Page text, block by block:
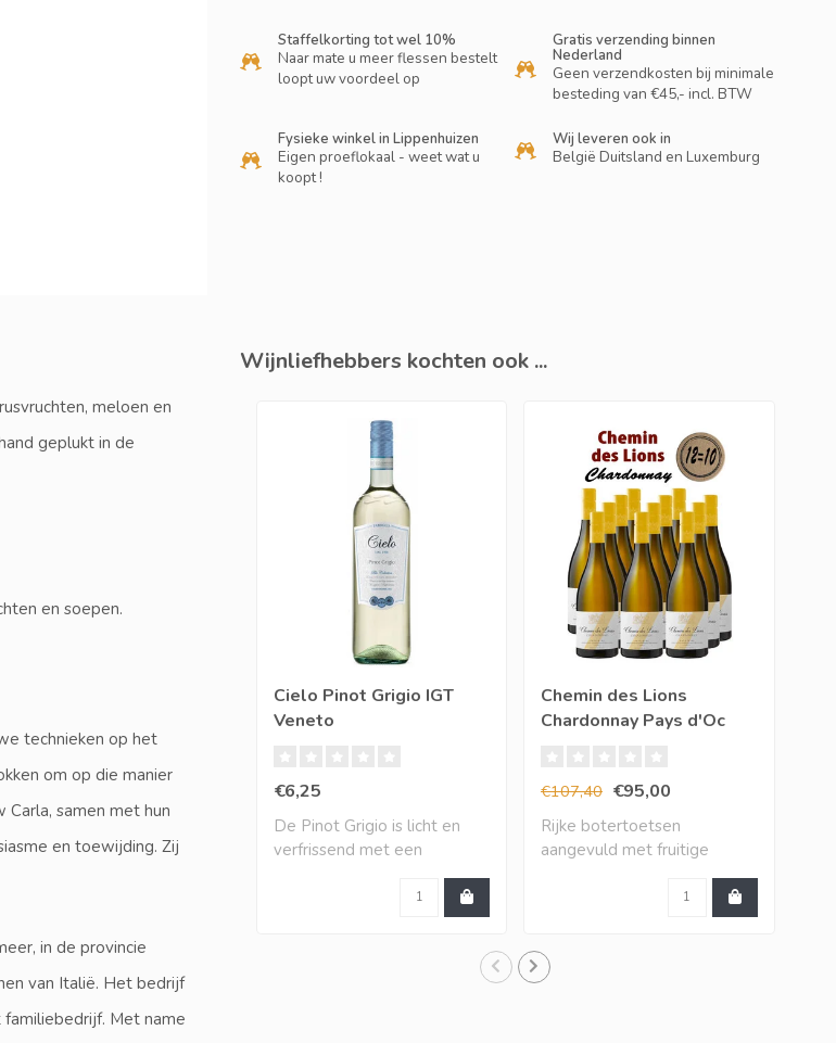
Staffelkorting tot wel 10%
Naar mate u meer flessen bestelt
loopt uw voordeel op
Gratis verzending binnen
Nederland
Geen verzendkosten bij minimale
besteding van €45,- incl. BTW
Fysieke winkel in Lippenhuizen
Eigen proeflokaal - weet wat u
koopt !
Wij leveren ook in
België Duitsland en Luxemburg
meloen en
geplukt in de
en soepen.
technieken op het
om op die manier
samen met hun
en toewijding. Zij
in de provincie
van Italië. Het bedrijf
Met name
Wijnliefhebbers kochten ook ...
Cielo Pinot Grigio IGT
Veneto
€6,25
De Pinot Grigio is licht en
verfrissend met een
Chemin des Lions
Chardonnay Pays d'Oc
€107,40 €95,00
Rijke botertoetsen
aangevuld met fruitige